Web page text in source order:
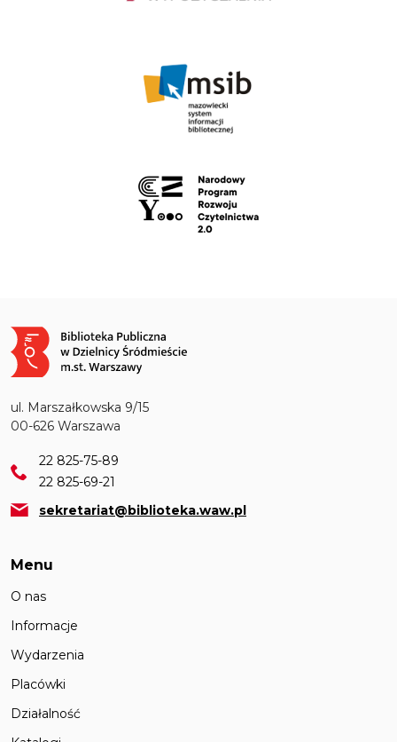
Obraz
ul. Marszałkowska 9/15
00-626 Warszawa
22 825-75-89
22 825-69-21
sekretariat@biblioteka.waw.pl
Menu
O nas
Informacje
Wydarzenia
Placówki
Działalność